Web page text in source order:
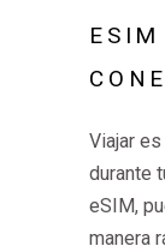
Viajar
durante
eSIM,
manera